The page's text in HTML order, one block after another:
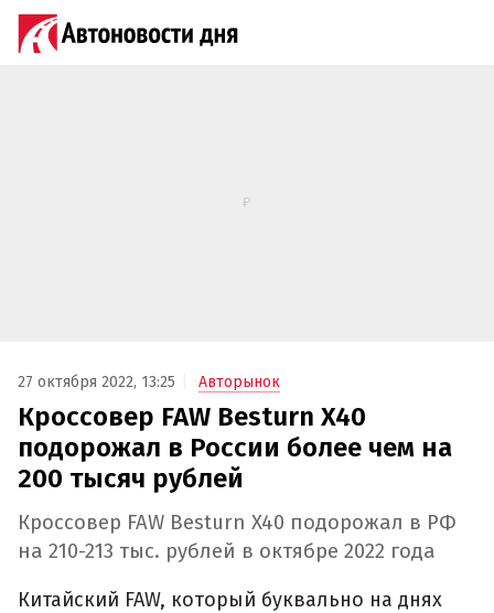
27 октября 2022, 13:25 Авторынок
Кроссовер FAW Besturn X40
подорожал в России более чем на
200 тысяч рублей
Кроссовер FAW Besturn X40 подорожал в РФ
на 210-213 тыс. рублей в октябре 2022 года
Китайский FAW, который буквально на днях